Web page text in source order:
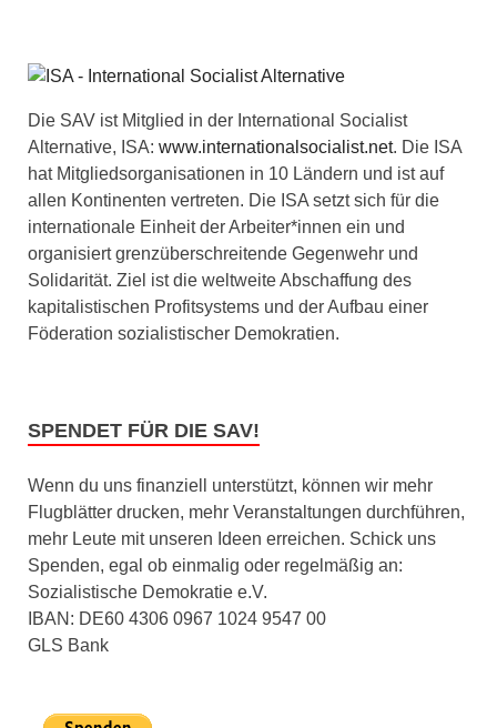
Die SAV ist Mitglied in der International Socialist
Alternative, ISA: www.internationalsocialist.net. Die ISA
hat Mitgliedsorganisationen in 10 Ländern und ist auf
allen Kontinenten vertreten. Die ISA setzt sich für die
internationale Einheit der Arbeiter*innen ein und
organisiert grenzüberschreitende Gegenwehr und
Solidarität. Ziel ist die weltweite Abschaffung des
kapitalistischen Profitsystems und der Aufbau einer
Föderation sozialistischer Demokratien.
SPENDET FÜR DIE SAV!
Wenn du uns finanziell unterstützt, können wir mehr
Flugblätter drucken, mehr Veranstaltungen durchführen,
mehr Leute mit unseren Ideen erreichen. Schick uns
Spenden, egal ob einmalig oder regelmäßig an:
Sozialistische Demokratie e.V.
IBAN: DE60 4306 0967 1024 9547 00
GLS Bank